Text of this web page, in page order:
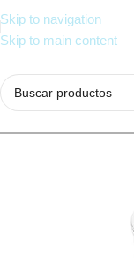
Skip to navigation
Skip to main content